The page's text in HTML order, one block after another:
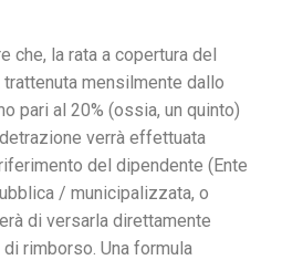
che, la rata a copertura del
mensilmente dallo
pari al 20% (ossia, un quinto)
verrà effettuata
del dipendente (Ente
/ municipalizzata, o
di versarla direttamente
rimborso. Una formula